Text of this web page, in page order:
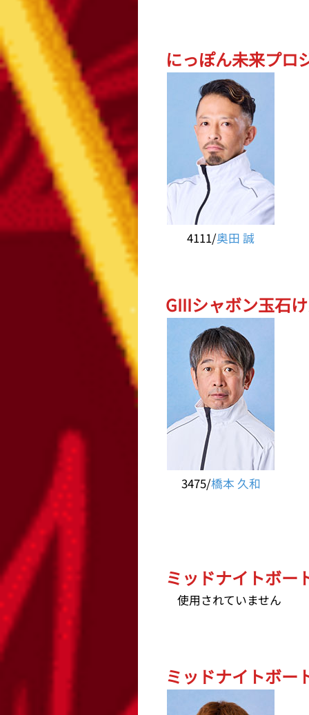
にっぽん未来プロ
4111/奥田 誠
GIIIシャボン玉石
3475/橋本 久和
ミッドナイトボー
使用されていません
ミッドナイトボー